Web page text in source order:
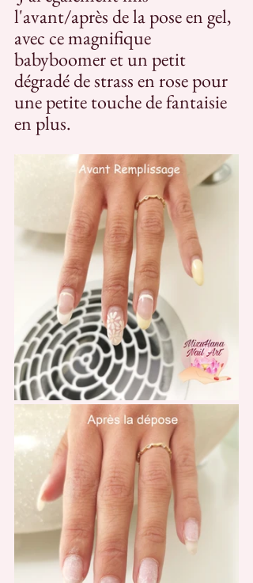
l'avant/après de la pose en gel,
avec ce magnifique
babyboomer et un petit
dégradé de strass en rose pour
une petite touche de fantaisie
en plus.